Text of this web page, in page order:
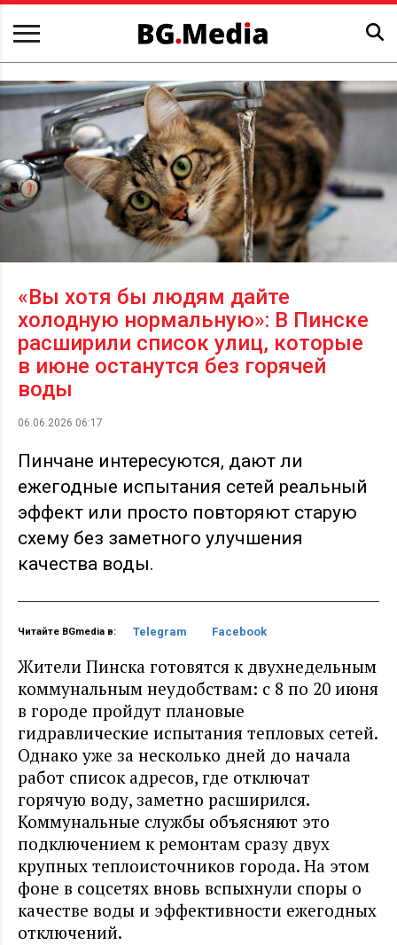
«Вы хотя бы людям дайте
холодную нормальную»: В Пинске
расширили список улиц, которые
в июне останутся без горячей
воды
06.06.2026 06:17
Пинчане интересуются, дают ли
ежегодные испытания сетей реальный
эффект или просто повторяют старую
схему без заметного улучшения
качества воды.
Читайте BGmedia в: Telegram Facebook
Жители Пинска готовятся к двухнедельным
коммунальным неудобствам: с 8 по 20 июня
в городе пройдут плановые
гидравлические испытания тепловых сетей.
Однако уже за несколько дней до начала
работ список адресов, где отключат
горячую воду, заметно расширился.
Коммунальные службы объясняют это
подключением к ремонтам сразу двух
крупных теплоисточников города. На этом
фоне в соцсетях вновь вспыхнули споры о
качестве воды и эффективности ежегодных
отключений.